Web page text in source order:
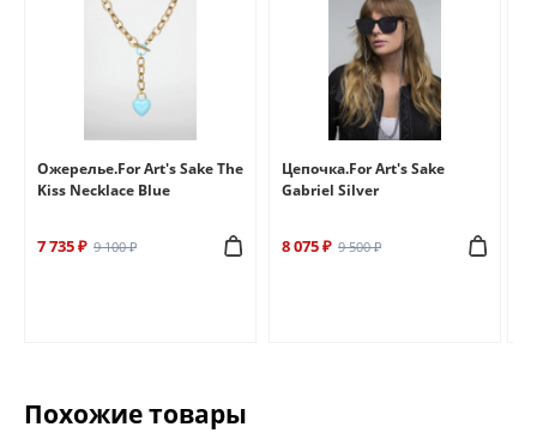
Ожерелье.For Art's Sake The
Kiss Necklace Blue
7 735 ₽ 9 100 ₽
Цепочка.For Art's Sake
Gabriel Silver
8 075 ₽ 9 500 ₽
Похожие товары